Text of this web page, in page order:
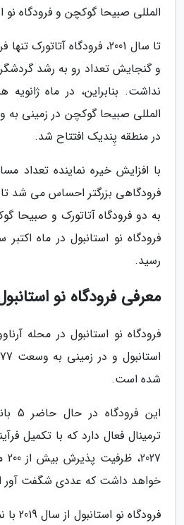
المللی صبیحا گوکچن و فرودگاه نو
تا سال 2001، فرودگاه
و گنجایش تعداد رو به رشد
نداشت. بنابراین، در ماه
در منطقه پِندیک افتتاح شد.
با افزایش خیره نماینده تعداد
فرودگاهی بزرگتر احساس می شد
به دو فرودگاه آتاتورک و صبیحا
رسید.
معرفی فرودگاه نو
فرودگاه نو استانبول در محله
شده است.
ترمینال فعال دارد که با تکمیل
خواهد داشت که عددی شگفت